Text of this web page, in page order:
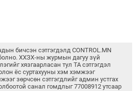
бичсэн сэтгэгдэлд CONTROL.MN
ХХЗХ-ны журмын дагуу зүй
хязгаарласан тул ТА сэтгэгдэл
ёс суртахууны хэм хэмжээг
зөрчсөн сэтгэгдлийг админ устгах
санал гомдлыг 77008912 утсаар